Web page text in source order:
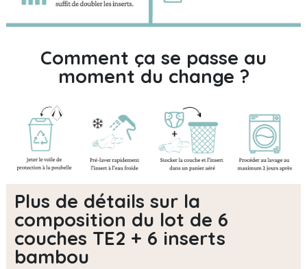
Comment ça se passe au
moment du change ?
Plus de détails sur la
composition du lot de 6
couches TE2 + 6 inserts
bambou